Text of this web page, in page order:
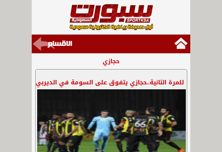
حجازي
للمرة الثانية..حجازي يتفوق على السومة في الديربي